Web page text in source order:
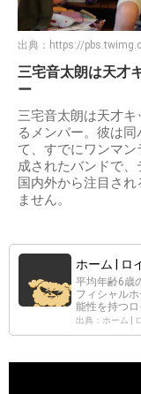
出典： https://
三宅音太朗は天才
ー
三宅音太朗は天才
るメンバー。彼は
て、すでにワンマ
成されたバンドで
国内外から注目さ
ません。
ホーム | ロ
平均年齢6歳
フィシャル
能性を持つロ
出典：ホーム |